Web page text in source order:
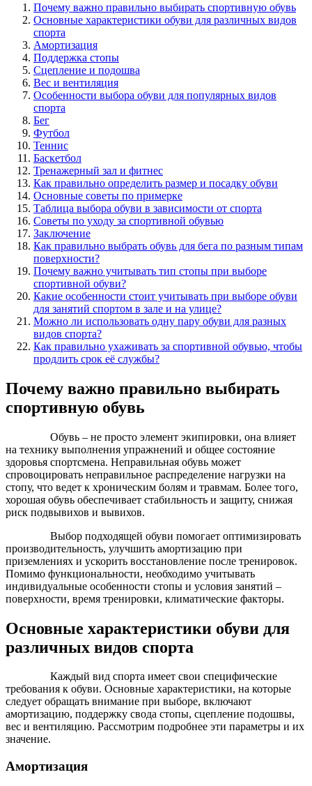
Почему важно правильно выбирать спортивную обувь
Основные характеристики обуви для различных видов
спорта
Амортизация
Поддержка стопы
Сцепление и подошва
Вес и вентиляция
Особенности выбора обуви для популярных видов
спорта
Бег
Футбол
Теннис
Баскетбол
Тренажерный зал и фитнес
Как правильно определить размер и посадку обуви
Основные советы по примерке
Таблица выбора обуви в зависимости от спорта
Советы по уходу за спортивной обувью
Заключение
Как правильно выбрать обувь для бега по разным типам
поверхности?
Почему важно учитывать тип стопы при выборе
спортивной обуви?
Какие особенности стоит учитывать при выборе обуви
для занятий спортом в зале и на улице?
Можно ли использовать одну пару обуви для разных
видов спорта?
Как правильно ухаживать за спортивной обувью, чтобы
продлить срок её службы?
Почему важно правильно выбирать
спортивную обувь
Обувь – не просто элемент экипировки, она влияет
на технику выполнения упражнений и общее состояние
здоровья спортсмена. Неправильная обувь может
спровоцировать неправильное распределение нагрузки на
стопу, что ведет к хроническим болям и травмам. Более того,
хорошая обувь обеспечивает стабильность и защиту, снижая
риск подвывихов и вывихов.
Выбор подходящей обуви помогает оптимизировать
производительность, улучшить амортизацию при
приземлениях и ускорить восстановление после тренировок.
Помимо функциональности, необходимо учитывать
индивидуальные особенности стопы и условия занятий –
поверхности, время тренировки, климатические факторы.
Основные характеристики обуви для
различных видов спорта
Каждый вид спорта имеет свои специфические
требования к обуви. Основные характеристики, на которые
следует обращать внимание при выборе, включают
амортизацию, поддержку свода стопы, сцепление подошвы,
вес и вентиляцию. Рассмотрим подробнее эти параметры и их
значение.
Амортизация